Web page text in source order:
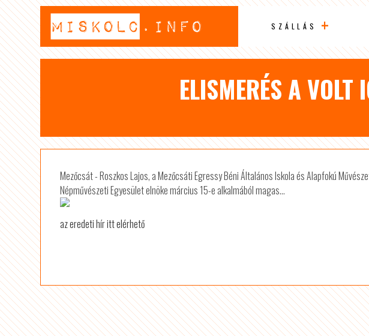
SZÁLLÁS
ELISMERÉS A VOLT
Mezőcsát - Roszkos Lajos, a Mezőcsáti Egressy Béni Általános Iskola és Alapfokú
Népművészeti Egyesület elnöke március 15-e alkalmából magas...
az eredeti hír itt elérhető